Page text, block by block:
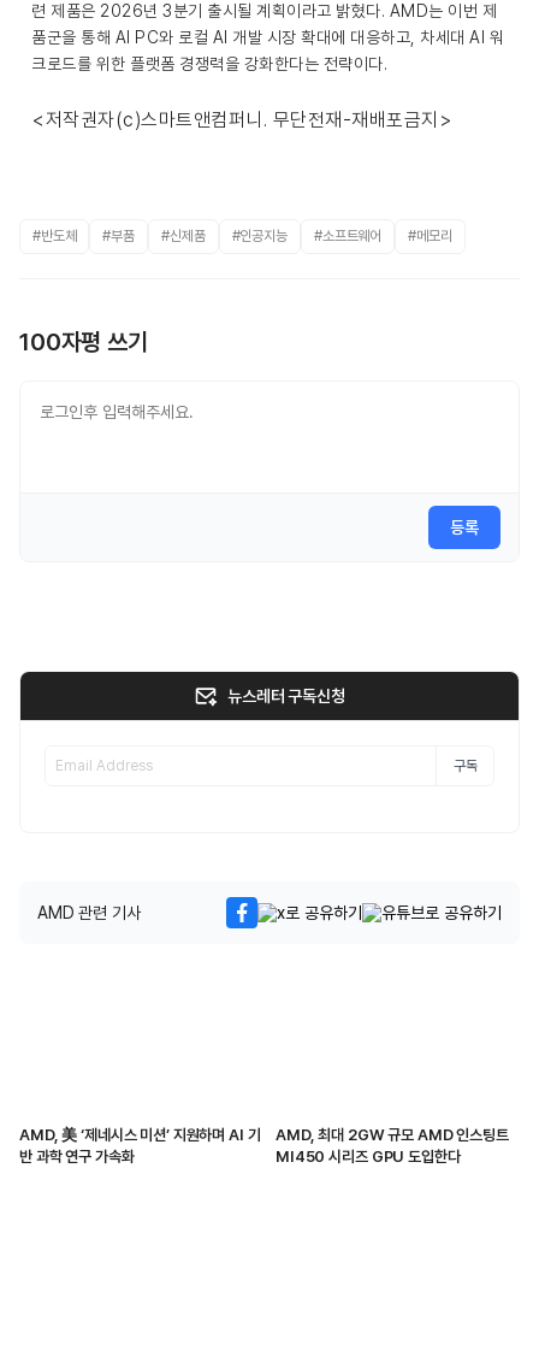
련 제품은 2026년 3분기 출시될 계획이라고 밝혔다. AMD는 이번 제
품군을 통해 AI PC와 로컬 AI 개발 시장 확대에 대응하고, 차세대 AI 워
크로드를 위한 플랫폼 경쟁력을 강화한다는 전략이다.
<저작권자(c)스마트앤컴퍼니. 무단전재-재배포금지>
#반도체 #부품 #신제품 #인공지능 #소프트웨어 #메모리
100자평 쓰기
등록
뉴스레터 구독신청
구독
AMD 관련 기사
AMD, 美 ‘제네시스 미션’ 지원하며 AI 기
반 과학 연구 가속화
AMD, 최대 2GW 규모 AMD 인스팅트
MI450 시리즈 GPU 도입한다